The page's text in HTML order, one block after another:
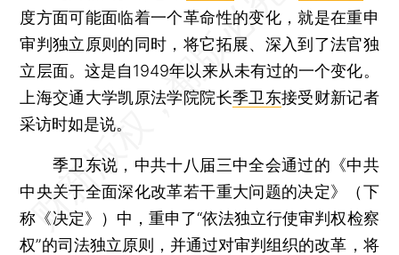
度方面可能面临着一个革命性的变化，就是在重申
审判独立原则的同时，将它拓展、深入到了法官独
立层面。这是自1949年以来从未有过的一个变化。
上海交通大学凯原法学院院长季卫东接受财新记者
采访时如是说。
季卫东说，中共十八届三中全会通过的《中共
中央关于全面深化改革若干重大问题的决定》（下
称《决定》）中，重申了“依法独立行使审判权检察
权”的司法独立原则，并通过对审判组织的改革，将